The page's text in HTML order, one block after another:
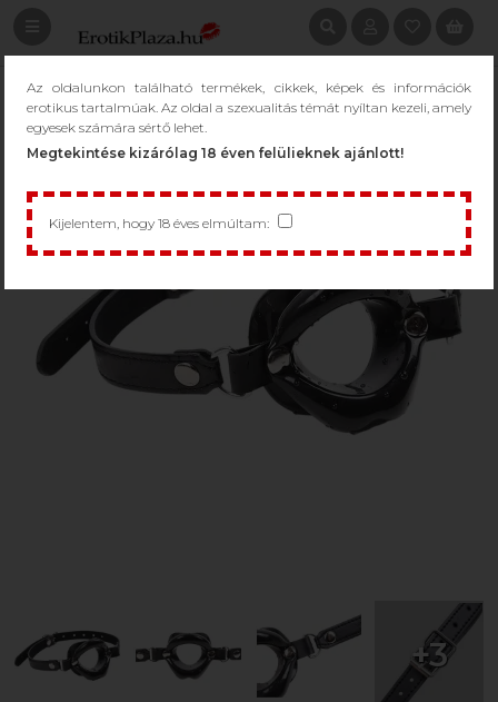
Az oldalunkon található termékek, cikkek, képek és információk
erotikus tartalmúak. Az oldal a szexualitás témát nyíltan kezeli, amely
egyesek számára sértő lehet.
Megtekintése kizárólag 18 éven felülieknek ajánlott!
Kijelentem, hogy 18 éves elmúltam:
+3